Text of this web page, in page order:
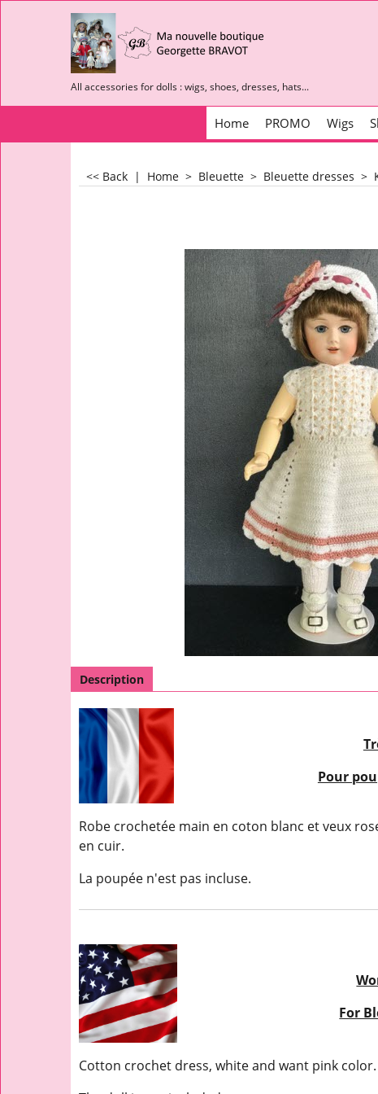
All accessories for dolls : wigs, shoes, dresses, hats...
Home PROMO Wigs
<< Back | Home > Bleuette > Bleuette dresses >
Description
Pour
Robe crochetée main en coton blanc et veux
en cuir.
La poupée n'est pas incluse.
For
Cotton crochet dress, white and want pink